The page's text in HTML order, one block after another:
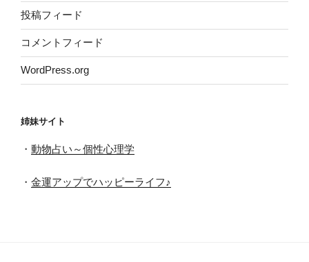
投稿フィード
コメントフィード
WordPress.org
姉妹サイト
・ 動物占い～個性心理学
・ 金運アップでハッピーライフ♪